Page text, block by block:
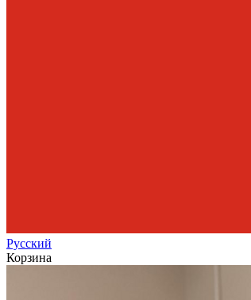
Русский
Корзина